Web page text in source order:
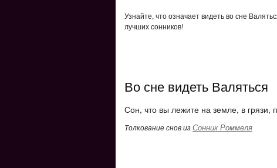
Узнайте, что означает видеть во сне
лучших сонников!
Во сне видеть Валяться
Сон, что вы лежите на земле, в грязи,
Толкование снов изСонник Роммеля